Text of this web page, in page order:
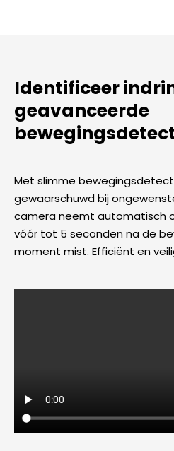
Identificeer
geavanceerde
Met slimme
gewaarschuwd bij
camera neemt automatisch
vóór tot 5 seconden na de
moment mist. Efficiënt en